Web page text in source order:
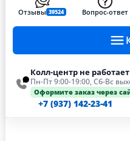
Отзывы 39524 Вопрос-ответ
Колл-центр не работает
Пн-Пт 9:00-19:00, Сб-Вс
Оформите заказ через
+7 (937) 142-23-41